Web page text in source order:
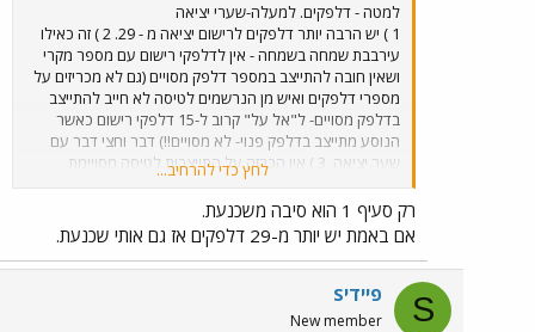
למטה - דלפקים. למעלה-שערי יציאה
1 ) יש הרבה יותר דלפקים לרישום יציאה מ - 29. 2 ) זה כאילו
עירבבת שמחה בשמחה - אין לדלפקי רישום עם מספר מקרי
ושאין חובה להתייצב במספר דלפק מסויים (גם לא מכריזים על
מספרי דלפקים ואיש מן הנרשמים לטיסה לא חייב להתייצב
בדלפק מסויים- ל"אל על" קרוב ל-15 דלפקי רישום כאשר
הנוסע מתייצב בדלפק פנוי- לא מסויים!!) דבר וחצי דבר עם
שער יציאה, 3 ) אין הכרזה על התייצבות לטיסה מסויימת
בדלפק מסויים. 4 ) מערכת הכריזה בקומת היציאה (העליונה)
איננה נשמעת באולם רישום הנוסעים לטיסות ולחברות
השונות. 5 )אגב כך -בנמלי תעופה רבים בוטלה מערכת כריזה
ובכך הפכו חיי הנוסעים לשקטים יותר. רק במקרי חירום
מודיעים לנוסעים אחרונים שלא התייצבו לטיסה כי "הטיסה
יוצאת" או הודעות חירום אחרות. עכשיו הנימוקים משכנעים את
"איליה"?
לחץ כדי להרחיב...
רק סעיף 1 הוא סיבה משכנעת.
אם באמת יש יותר מ-29 דלפקים אז גם אותי שכנעת.
S Sפיידי
New member